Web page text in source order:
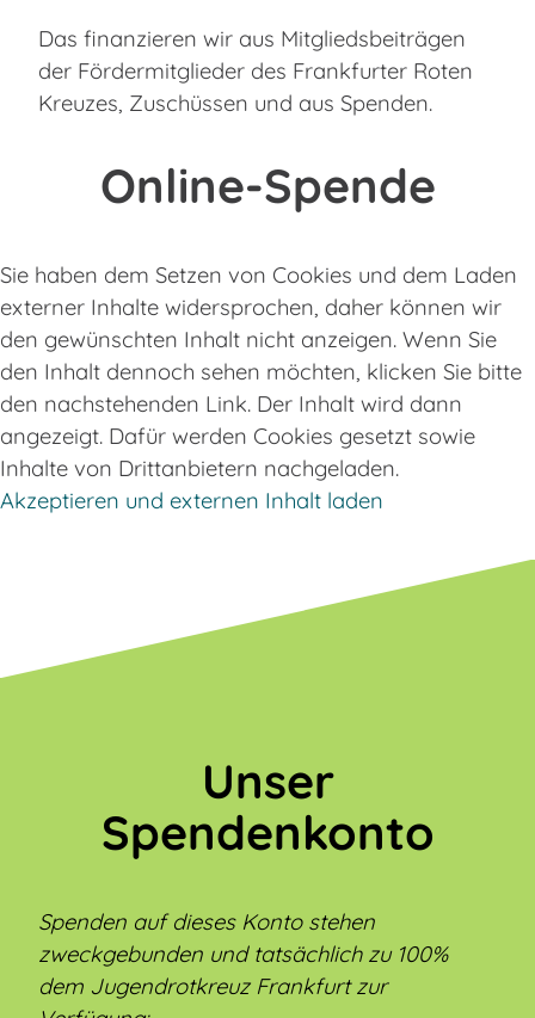
Das finanzieren wir aus Mitgliedsbeiträgen
der Fördermitglieder des Frankfurter Roten
Kreuzes, Zuschüssen und aus Spenden.
Online-Spende
Sie haben dem Setzen von Cookies und dem Laden
externer Inhalte widersprochen, daher können wir
den gewünschten Inhalt nicht anzeigen. Wenn Sie
den Inhalt dennoch sehen möchten, klicken Sie bitte
den nachstehenden Link. Der Inhalt wird dann
angezeigt. Dafür werden Cookies gesetzt sowie
Inhalte von Drittanbietern nachgeladen.
Akzeptieren und externen Inhalt laden
Unser
Spendenkonto
Spenden auf dieses Konto stehen
zweckgebunden und tatsächlich zu 100%
dem Jugendrotkreuz Frankfurt zur